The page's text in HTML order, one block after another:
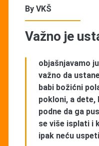
By VKŠ
Važno je
objašnjavamo
važno da
babi božićni
pokloni, a dete,
podne da ga
se više isplati i
ipak neću uspeti